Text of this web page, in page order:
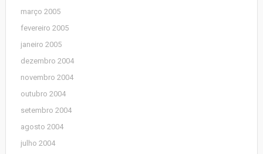
março 2005
fevereiro 2005
janeiro 2005
dezembro 2004
novembro 2004
outubro 2004
setembro 2004
agosto 2004
julho 2004